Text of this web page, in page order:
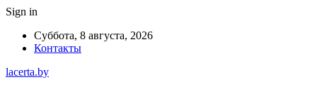
Sign in
Суббота, 8 августа, 2026
Контакты
lacerta.by